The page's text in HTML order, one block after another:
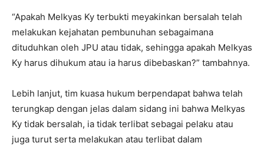
“Apakah Melkyas Ky terbukti meyakinkan bersalah telah
melakukan kejahatan pembunuhan sebagaimana
dituduhkan oleh JPU atau tidak, sehingga apakah Melkyas
Ky harus dihukum atau ia harus dibebaskan?” tambahnya.
Lebih lanjut, tim kuasa hukum berpendapat bahwa telah
terungkap dengan jelas dalam sidang ini bahwa Melkyas
Ky tidak bersalah, ia tidak terlibat sebagai pelaku atau
juga turut serta melakukan atau terlibat dalam